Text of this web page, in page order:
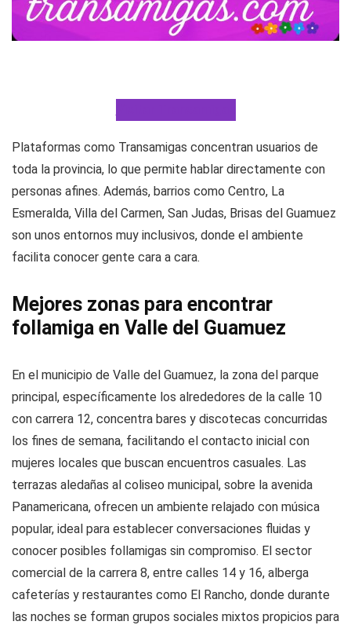
Plataformas como Transamigas concentran usuarios de
toda la provincia, lo que permite hablar directamente con
personas afines. Además, barrios como Centro, La
Esmeralda, Villa del Carmen, San Judas, Brisas del Guamuez
son unos entornos muy inclusivos, donde el ambiente
facilita conocer gente cara a cara.
Mejores zonas para encontrar
follamiga en Valle del Guamuez
En el municipio de Valle del Guamuez, la zona del parque
principal, específicamente los alrededores de la calle 10
con carrera 12, concentra bares y discotecas concurridas
los fines de semana, facilitando el contacto inicial con
mujeres locales que buscan encuentros casuales. Las
terrazas aledañas al coliseo municipal, sobre la avenida
Panamericana, ofrecen un ambiente relajado con música
popular, ideal para establecer conversaciones fluidas y
conocer posibles follamigas sin compromiso. El sector
comercial de la carrera 8, entre calles 14 y 16, alberga
cafeterías y restaurantes como El Rancho, donde durante
las noches se forman grupos sociales mixtos propicios para